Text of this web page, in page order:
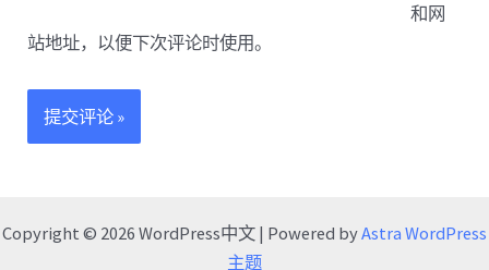
和网
站地址，以便下次评论时使用。
Copyright © 2026 WordPress中文 | Powered byAstra WordPress
主题